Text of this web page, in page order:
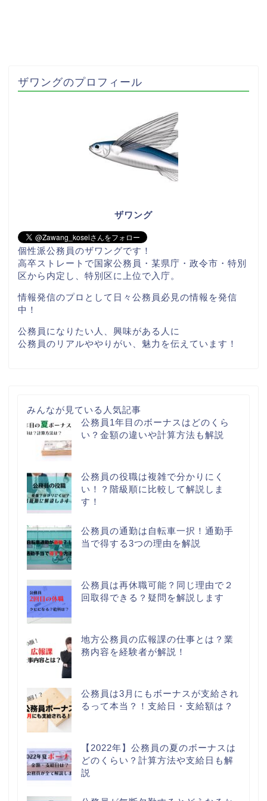
ザワングのプロフィール
ザワング
個性派公務員のザワングです！
高卒ストレートで国家公務員・某県庁・政令市・特別
区から内定し、特別区に上位で入庁。
情報発信のプロとして日々公務員必見の情報を発信
中！
公務員になりたい人、興味がある人に
公務員のリアルややりがい、魅力を伝えています！
みんなが見ている人気記事
公務員1年目のボーナスはどのくら
い？金額の違いや計算方法も解説
公務員の役職は複雑で分かりにく
い！？階級順に比較して解説しま
す！
公務員の通勤は自転車一択！通勤手
当で得する3つの理由を解説
公務員は再休職可能？同じ理由で２
回取得できる？疑問を解説します
地方公務員の広報課の仕事とは？業
務内容を経験者が解説！
公務員は3月にもボーナスが支給され
るって本当？！支給日・支給額は？
【2022年】公務員の夏のボーナスは
どのくらい？計算方法や支給日も解
説